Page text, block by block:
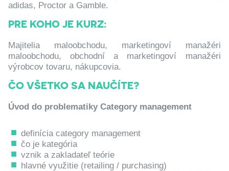
adidas, Proctor a Gamble.
PRE KOHO JE KURZ:
Majitelia maloobchodu, marketingoví manažéri
maloobchodu, obchodní a marketingoví manažéri
výrobcov tovaru, nákupcovia.
ČO VŠETKO SA NAUČÍTE?
Úvod do problematiky Category management
definícia category management
čo je kategória
vznik a zakladateľ teórie
hlavné využitie (retailing / purchasing)